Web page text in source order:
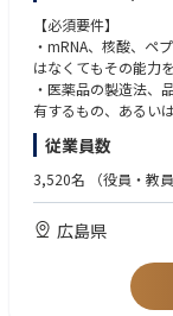
effective resolution
• Monitor resource
ing or mentoring to
• Oversee PDR
nt for auditors and
• New Product
nd coordinate the
mized audit
aining, and
al, and Compliance
• Drive operational
s, internal audits,
rams, ensuring
• Support the
ative practices to
GMP製造実施に先
内の研究施設でワク
サービスを開始して
【業務内容】
・mRNA, ペプチド,
・その他、本センタ
【必須要件】
・mRNA、核酸、ペ
はなくてもその能力
・医薬品の製造法、
有するもの、あるい
【歓迎要件】
・博士の学位を有す
を有するもの。
・博士の学位を有し
務に生かす意欲のあ
従業員数
3,520名 （役員・教
広島県